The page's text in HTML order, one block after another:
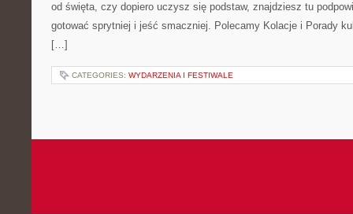
od święta, czy dopiero uczysz się podstaw, znajdziesz tu
gotować sprytniej i jeść smaczniej. Polecamy Kolacje i Porady
[…]
CATEGORIES: WYDARZENIA I FESTIWALE